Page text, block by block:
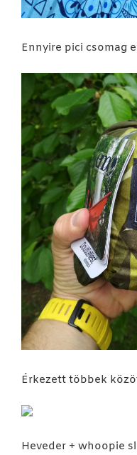
Ennyire pici csomag
Érkezett többek
Heveder + whoopie